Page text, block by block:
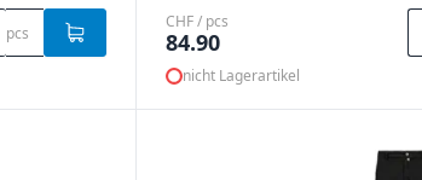
pcs
CHF / pcs
84.90
nicht Lagerartikel